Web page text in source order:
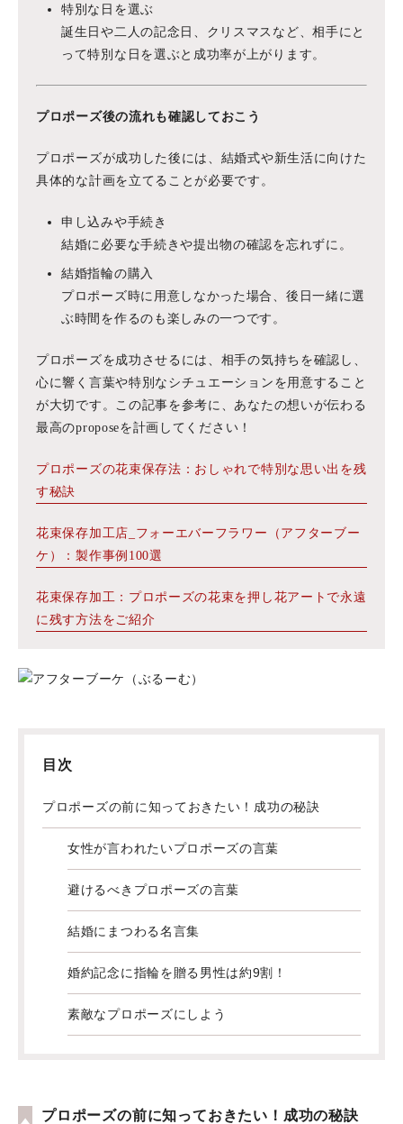
特別な日を選ぶ
誕生日や二人の記念日、クリスマスなど、相手にと
って特別な日を選ぶと成功率が上がります。
プロポーズ後の流れも確認しておこう
プロポーズが成功した後には、結婚式や新生活に向けた
具体的な計画を立てることが必要です。
申し込みや手続き
結婚に必要な手続きや提出物の確認を忘れずに。
結婚指輪の購入
プロポーズ時に用意しなかった場合、後日一緒に選
ぶ時間を作るのも楽しみの一つです。
プロポーズを成功させるには、相手の気持ちを確認し、
心に響く言葉や特別なシチュエーションを用意すること
が大切です。この記事を参考に、あなたの想いが伝わる
最高のproposeを計画してください！
プロポーズの花束保存法：おしゃれで特別な思い出を残
す秘訣
花束保存加工店_フォーエバーフラワー（アフターブー
ケ）：製作事例100選
花束保存加工：プロポーズの花束を押し花アートで永遠
に残す方法をご紹介
目次
プロポーズの前に知っておきたい！成功の秘訣
女性が言われたいプロポーズの言葉
避けるべきプロポーズの言葉
結婚にまつわる名言集
婚約記念に指輪を贈る男性は約9割！
素敵なプロポーズにしよう
プロポーズの前に知っておきたい！成功の秘訣